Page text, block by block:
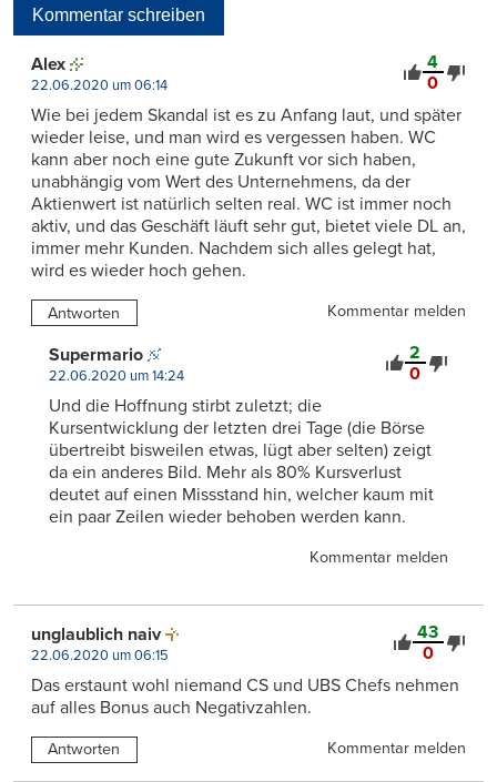
Kommentar schreiben
4
0
Alex
22.06.2020 um 06:14
Wie bei jedem Skandal ist es zu Anfang laut, und später
wieder leise, und man wird es vergessen haben. WC
kann aber noch eine gute Zukunft vor sich haben,
unabhängig vom Wert des Unternehmens, da der
Aktienwert ist natürlich selten real. WC ist immer noch
aktiv, und das Geschäft läuft sehr gut, bietet viele DL an,
immer mehr Kunden. Nachdem sich alles gelegt hat,
wird es wieder hoch gehen.
Antworten Kommentar melden
2
0
Supermario
22.06.2020 um 14:24
Und die Hoffnung stirbt zuletzt; die
Kursentwicklung der letzten drei Tage (die Börse
übertreibt bisweilen etwas, lügt aber selten) zeigt
da ein anderes Bild. Mehr als 80% Kursverlust
deutet auf einen Missstand hin, welcher kaum mit
ein paar Zeilen wieder behoben werden kann.
Kommentar melden
43
0
unglaublich naiv
22.06.2020 um 06:15
Das erstaunt wohl niemand CS und UBS Chefs nehmen
auf alles Bonus auch Negativzahlen.
Antworten Kommentar melden